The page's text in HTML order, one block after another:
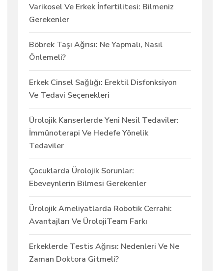
Varikosel Ve Erkek İnfertilitesi: Bilmeniz
Gerekenler
Böbrek Taşı Ağrısı: Ne Yapmalı, Nasıl
Önlemeli?
Erkek Cinsel Sağlığı: Erektil Disfonksiyon
Ve Tedavi Seçenekleri
Ürolojik Kanserlerde Yeni Nesil Tedaviler:
İmmünoterapi Ve Hedefe Yönelik
Tedaviler
Çocuklarda Ürolojik Sorunlar:
Ebeveynlerin Bilmesi Gerekenler
Ürolojik Ameliyatlarda Robotik Cerrahi:
Avantajları Ve ÜrolojiTeam Farkı
Erkeklerde Testis Ağrısı: Nedenleri Ve Ne
Zaman Doktora Gitmeli?